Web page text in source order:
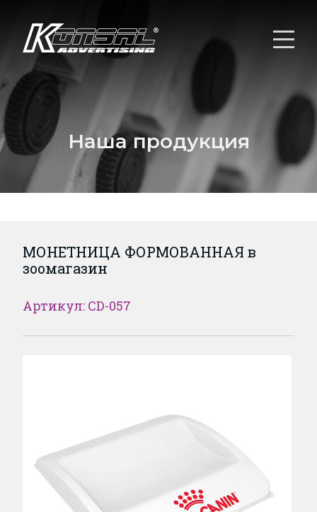
Наша продукция
МОНЕТНИЦА ФОРМОВАННАЯ в
зоомагазин
Артикул: CD-057